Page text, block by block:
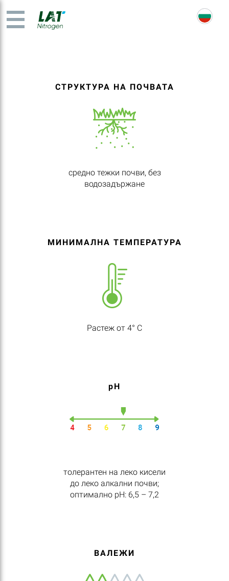
СТРУКТУРА НА ПОЧВАТА
средно тежки почви, без
водозадържане
МИНИМАЛНА ТЕМПЕРАТУРА
Растеж от 4° C
pH
толерантен на леко кисели
до леко алкални почви;
оптимално pH: 6,5 – 7,2
ВАЛЕЖИ